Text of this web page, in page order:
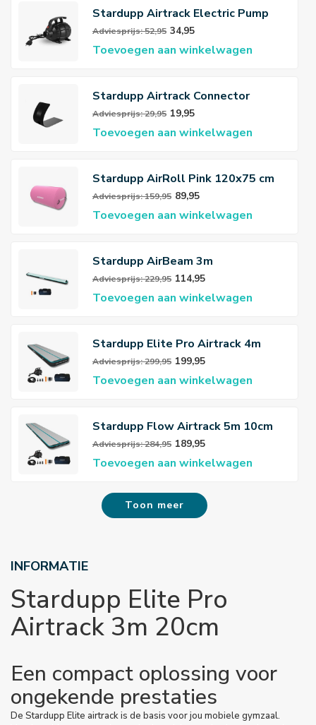
Stardupp Airtrack Electric Pump
Adviesprijs: 52,95 34,95
Toevoegen aan winkelwagen
Stardupp Airtrack Connector
Adviesprijs: 29,95 19,95
Toevoegen aan winkelwagen
Stardupp AirRoll Pink 120x75 cm
Adviesprijs: 159,95 89,95
Toevoegen aan winkelwagen
Stardupp AirBeam 3m
Adviesprijs: 229,95 114,95
Toevoegen aan winkelwagen
Stardupp Elite Pro Airtrack 4m
20cm
Adviesprijs: 299,95 199,95
Toevoegen aan winkelwagen
Stardupp Flow Airtrack 5m 10cm
Adviesprijs: 284,95 189,95
Toevoegen aan winkelwagen
Toon meer
INFORMATIE
Stardupp Elite Pro
Airtrack 3m 20cm
Een compact oplossing voor
ongekende prestaties
De Stardupp Elite airtrack is de basis voor jou mobiele gymzaal.